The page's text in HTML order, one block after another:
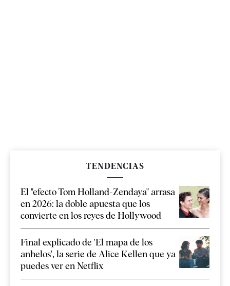
TENDENCIAS
El "efecto Tom Holland-Zendaya" arrasa
en 2026: la doble apuesta que los
convierte en los reyes de Hollywood
Final explicado de 'El mapa de los
anhelos', la serie de Alice Kellen que ya
puedes ver en Netflix